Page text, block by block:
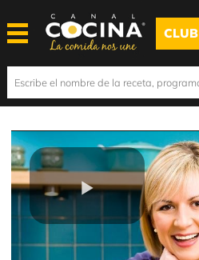
CLUB
Video